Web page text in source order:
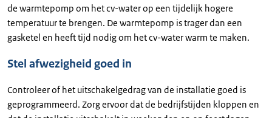
de warmtepomp om het cv-water op een tijdelijk hogere
temperatuur te brengen. De warmtepomp is trager dan een
gasketel en heeft tijd nodig om het cv-water warm te maken.
Stel afwezigheid goed in
Controleer of het uitschakelgedrag van de installatie goed is
geprogrammeerd. Zorg ervoor dat de bedrijfstijden kloppen en